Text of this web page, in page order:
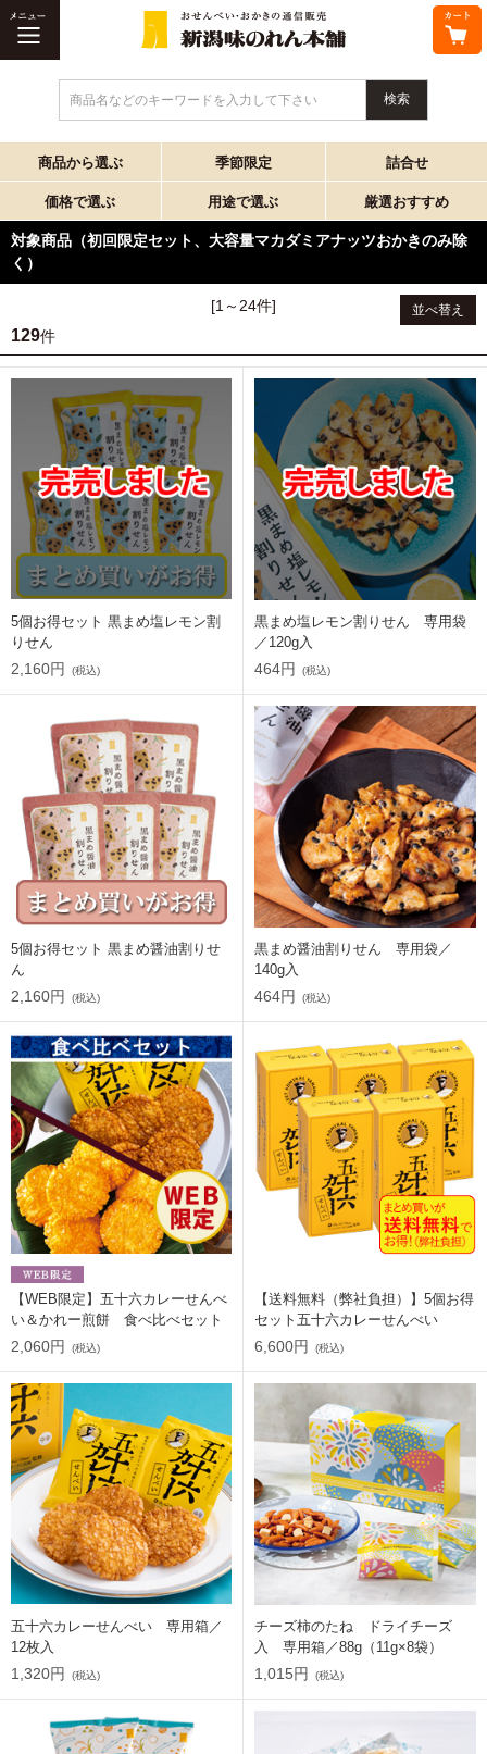
商品名などのキーワードを入力して下さい
商品から選ぶ 季節限定 詰合せ
価格で選ぶ 用途で選ぶ 厳選おすすめ
対象商品（初回限定セット、大容量マカダミアナッツおかきのみ除
く）
並べ替え
[1～24件]
129件
5個お得セット 黒まめ塩レモン割
りせん
2,160円 (税込)
黒まめ塩レモン割りせん 専用袋
／120g入
464円 (税込)
5個お得セット 黒まめ醤油割りせ
ん
2,160円 (税込)
黒まめ醤油割りせん 専用袋／
140g入
464円 (税込)
【WEB限定】五十六カレーせんべ
い＆かれー煎餅 食べ比べセット
2,060円 (税込)
【送料無料（弊社負担）】5個お得
セット五十六カレーせんべい
6,600円 (税込)
五十六カレーせんべい 専用箱／
12枚入
1,320円 (税込)
チーズ柿のたね ドライチーズ
入 専用箱／88g（11g×8袋）
1,015円 (税込)